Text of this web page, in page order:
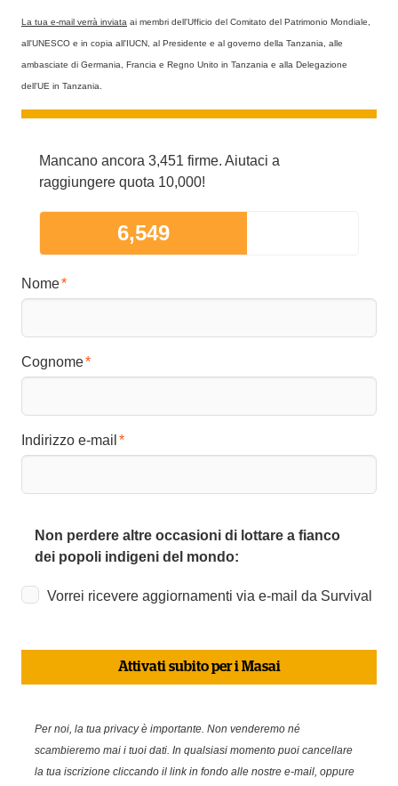
La tua e-mail verrà inviata ai membri dell'Ufficio del Comitato del Patrimonio Mondiale,
all'UNESCO e in copia all'IUCN, al Presidente e al governo della Tanzania, alle
ambasciate di Germania, Francia e Regno Unito in Tanzania e alla Delegazione
dell'UE in Tanzania.
Mancano ancora 3,451 firme. Aiutaci a
raggiungere quota 10,000!
6,549
Nome
Cognome
Indirizzo e-mail
Non perdere altre occasioni di lottare a fianco
dei popoli indigeni del mondo:
Vorrei ricevere aggiornamenti via e-mail da Survival
Attivati subito per i Masai
Per noi, la tua privacy è importante. Non venderemo né
scambieremo mai i tuoi dati. In qualsiasi momento puoi cancellare
la tua iscrizione cliccando il link in fondo alle nostre e-mail, oppure